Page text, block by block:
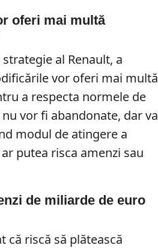
oferi mai multă
al Renault, a
vor oferi mai multă
a respecta normele de
vor fi abandonate, dar va
modul de atingere a
putea risca amenzi sau
de miliarde de euro
că riscă să plătească